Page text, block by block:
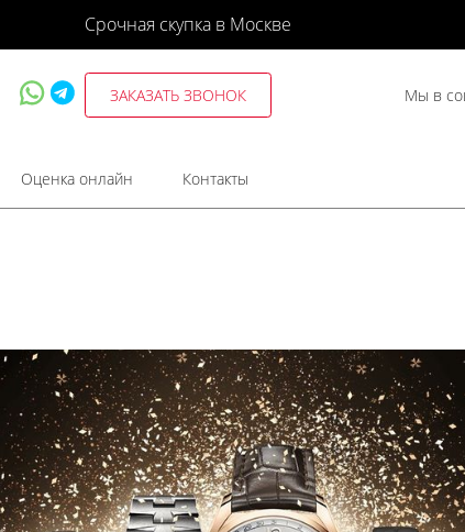
Срочная скупка в Москве
ЗАКАЗАТЬ ЗВОНОК Мы в
Оценка онлайн Контакты